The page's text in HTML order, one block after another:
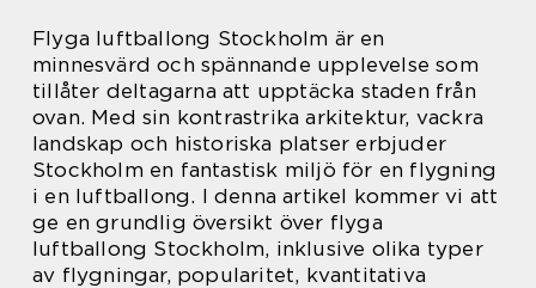
Flyga luftballong Stockholm är en
minnesvärd och spännande upplevelse som
tillåter deltagarna att upptäcka staden från
ovan. Med sin kontrastrika arkitektur, vackra
landskap och historiska platser erbjuder
Stockholm en fantastisk miljö för en flygning
i en luftballong. I denna artikel kommer vi att
ge en grundlig översikt över flyga
luftballong Stockholm, inklusive olika typer
av flygningar, popularitet, kvantitativa